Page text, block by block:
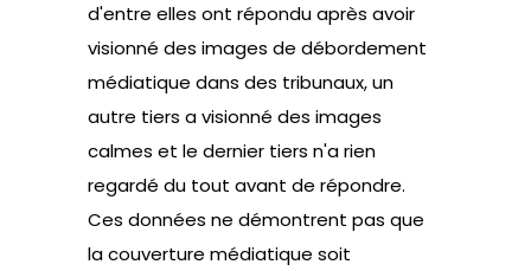
d'entre elles ont répondu après avoir
visionné des images de débordement
médiatique dans des tribunaux, un
autre tiers a visionné des images
calmes et le dernier tiers n'a rien
regardé du tout avant de répondre.
Ces données ne démontrent pas que
la couverture médiatique soit